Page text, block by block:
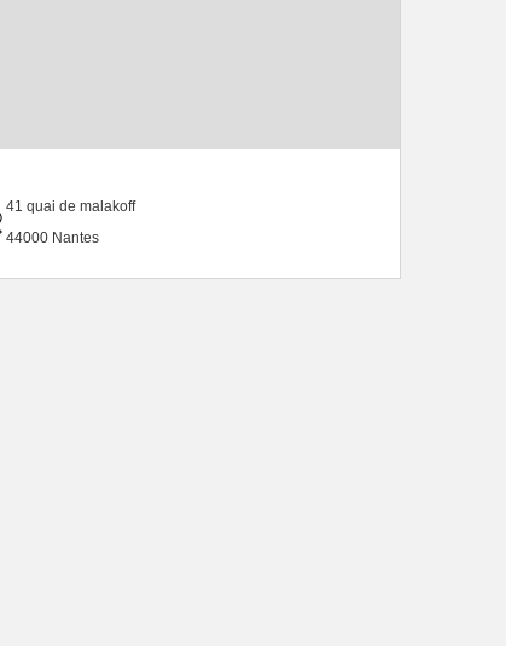
41 quai de malakoff
44000 Nantes